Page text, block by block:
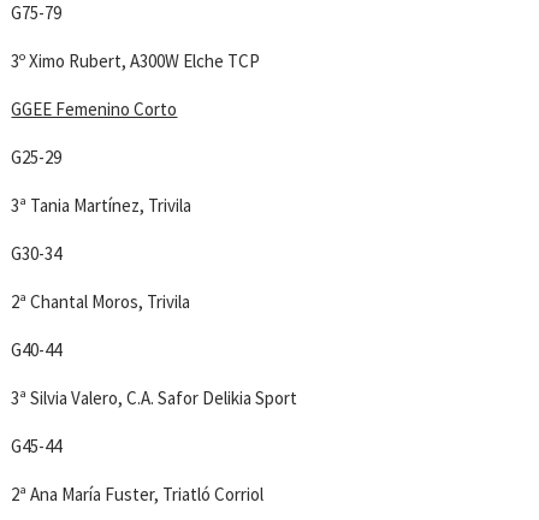
G75-79
3º Ximo Rubert, A300W Elche TCP
GGEE Femenino Corto
G25-29
3ª Tania Martínez, Trivila
G30-34
2ª Chantal Moros, Trivila
G40-44
3ª Silvia Valero, C.A. Safor Delikia Sport
G45-44
2ª Ana María Fuster, Triatló Corriol